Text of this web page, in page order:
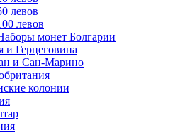
левов
левов
монет Болгарии
и Герцеговина
и Сан-Марино
колонии